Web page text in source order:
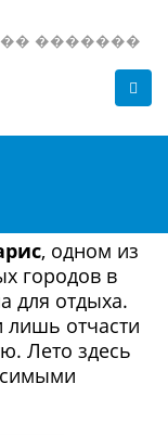
�� �������
, одном из
городов в
для отдыха.
лишь отчасти
Лето здесь